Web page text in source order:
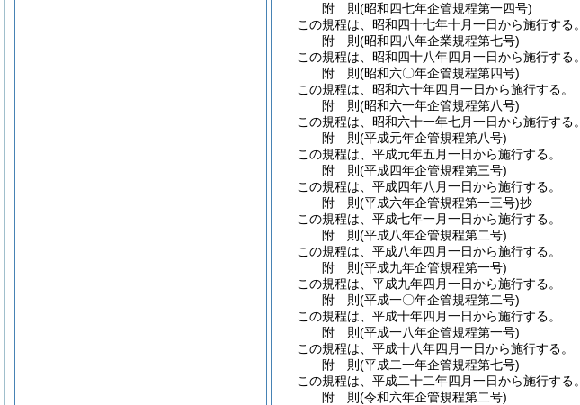
附 則(昭和四七年企管規程第一四号)
この規程は、昭和四十七年十月一日から施行する。
附 則(昭和四八年企業規程第七号)
この規程は、昭和四十八年四月一日から施行する。
附 則(昭和六〇年企管規程第四号)
この規程は、昭和六十年四月一日から施行する。
附 則(昭和六一年企管規程第八号)
この規程は、昭和六十一年七月一日から施行する。
附 則(平成元年企管規程第八号)
この規程は、平成元年五月一日から施行する。
附 則(平成四年企管規程第三号)
この規程は、平成四年八月一日から施行する。
附 則(平成六年企管規程第一三号)抄
この規程は、平成七年一月一日から施行する。
附 則(平成八年企管規程第二号)
この規程は、平成八年四月一日から施行する。
附 則(平成九年企管規程第一号)
この規程は、平成九年四月一日から施行する。
附 則(平成一〇年企管規程第二号)
この規程は、平成十年四月一日から施行する。
附 則(平成一八年企管規程第一号)
この規程は、平成十八年四月一日から施行する。
附 則(平成二一年企管規程第七号)
この規程は、平成二十二年四月一日から施行する。
附 則(令和六年企管規程第二号)